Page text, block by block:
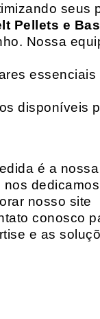
seus
Pellets e
Nossa
essenciais
disponíveis
é a
nosso site
conosco
e as